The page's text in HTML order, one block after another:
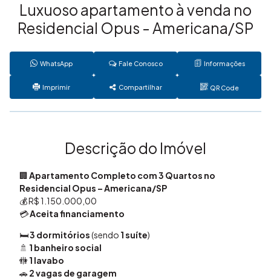
Luxuoso apartamento à venda no
Residencial Opus - Americana/SP
WhatsApp Fale Conosco Informações
Imprimir Compartilhar QR Code
Descrição do Imóvel
🏢 Apartamento Completo com 3 Quartos no
Residencial Opus – Americana/SP
💰 R$ 1.150.000,00
💳Aceita financiamento
🛏️3 dormitórios(sendo 1 suíte)
🚿 1 banheiro social
🚻1 lavabo
🚗2 vagas de garagem